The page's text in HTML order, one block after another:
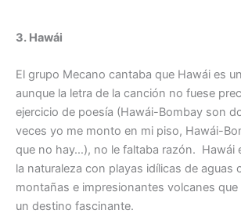
3. Hawái
El grupo Mecano cantaba que Hawái es
aunque la letra de la canción no fuese
ejercicio de poesía (Hawái-Bombay son
veces yo me monto en mi piso, Hawái-
que no hay…), no le faltaba razón. Hawái
la naturaleza con playas idílicas de aguas
montañas e impresionantes volcanes
un destino fascinante.